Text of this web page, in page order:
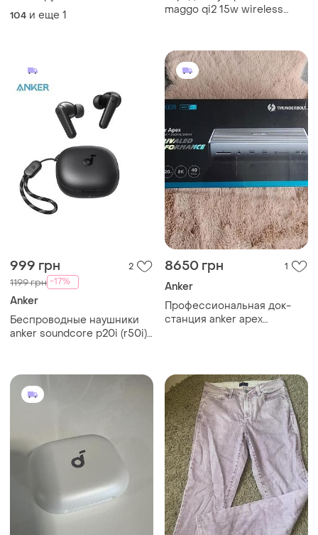
104 и еще 1
maggo qi2 15w wireless
white
999 грн 2
1199 грн -17%
Anker
Беспроводные наушники
anker soundсore p20i (r50i)
8650 грн 1
Anker
Профессиональная док-
станция anker apex